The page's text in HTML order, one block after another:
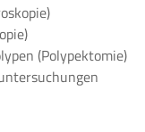
(Polypektomie)